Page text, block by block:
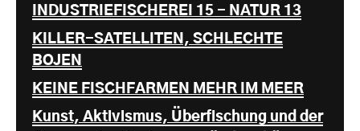
INDUSTRIEFISCHEREI 15 - NATUR 13
KILLER-SATELLITEN, SCHLECHTE
BOJEN
KEINE FISCHFARMEN MEHR IM MEER
Kunst, Aktivismus, Überfischung und der